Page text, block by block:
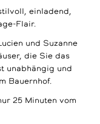
einladend,
Flair.
und Suzanne
die Sie das
unabhängig und
Bauernhof.
25 Minuten vom